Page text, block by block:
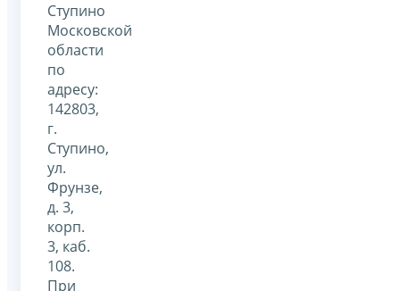
Ступино
Московской
области
по
адресу:
142803,
г.
Ступино,
ул.
Фрунзе,
д. 3,
корп.
3, каб.
108.
При